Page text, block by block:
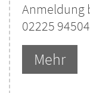
Anmeldung
02225
Mehr